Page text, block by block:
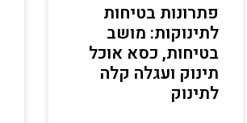
פתרונות בטיחות
לתינוקות: מושב
בטיחות, כסא אוכל
תינוק ועגלה קלה
לתינוק